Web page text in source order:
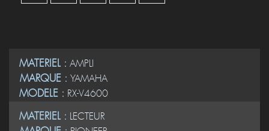
MATERIEL : AMPLI
MARQUE : YAMAHA
MODELE : RX-V4600
MATERIEL : LECTEUR